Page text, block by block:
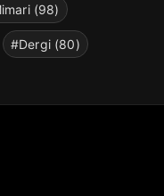
(98)
#Dergi (80)